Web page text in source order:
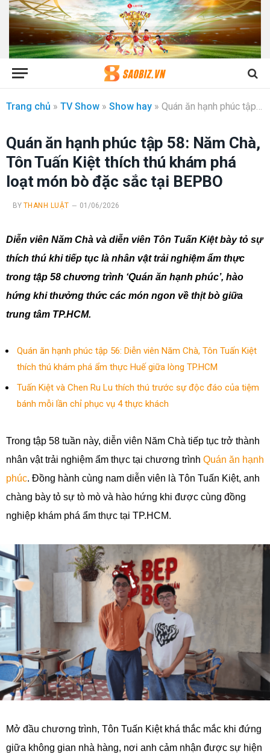
Trang chủ » TV Show » Show hay » Quán ăn hạnh phúc tập 58: Năm Chà, Tôn Tuấn Kiệt thích thú khám phá loạt món bò đặc sắc tại BEPBO
Quán ăn hạnh phúc tập 58: Năm Chà,
Tôn Tuấn Kiệt thích thú khám phá
loạt món bò đặc sắc tại BEPBO
BY THANH LUẬT 01/06/2026
Diễn viên Năm Chà và diễn viên Tôn Tuấn Kiệt bày tỏ sự
thích thú khi tiếp tục là nhân vật trải nghiệm ẩm thực
trong tập 58 chương trình ‘Quán ăn hạnh phúc’, hào
hứng khi thưởng thức các món ngon về thịt bò giữa
trung tâm TP.HCM.
Quán ăn hạnh phúc tập 56: Diễn viên Năm Chà, Tôn Tuấn Kiệt
thích thú khám phá ẩm thực Huế giữa lòng TP.HCM
Tuấn Kiệt và Chen Ru Lu thích thú trước sự độc đáo của tiệm
bánh mỗi lần chỉ phục vụ 4 thực khách
Trong tập 58 tuần này, diễn viên Năm Chà tiếp tục trở thành
nhân vật trải nghiệm ẩm thực tại chương trình Quán ăn hạnh
phúc. Đồng hành cùng nam diễn viên là Tôn Tuấn Kiệt, anh
chàng bày tỏ sự tò mò và hào hứng khi được cùng đồng
nghiệp khám phá ẩm thực tại TP.HCM.
Mở đầu chương trình, Tôn Tuấn Kiệt khá thắc mắc khi đứng
giữa không gian nhà hàng, nơi anh cảm nhận được sự hiện